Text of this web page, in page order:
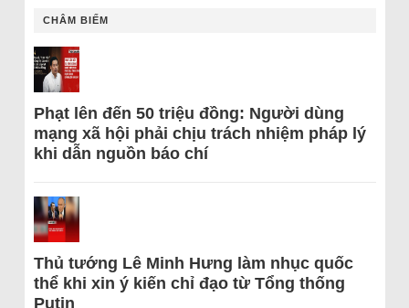
CHÂM BIẾM
Phạt lên đến 50 triệu đồng: Người dùng
mạng xã hội phải chịu trách nhiệm pháp lý
khi dẫn nguồn báo chí
Thủ tướng Lê Minh Hưng làm nhục quốc
thể khi xin ý kiến chỉ đạo từ Tổng thống
Putin